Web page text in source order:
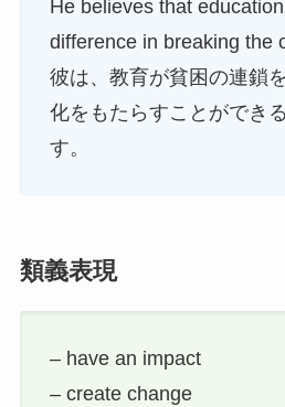
He believes that
difference in breaking the
彼は、教育が貧困の連鎖
化をもたらすことができ
す。
類義表現
– have an impact
– create change